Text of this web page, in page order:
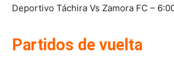
Deportivo Táchira Vs Zamora FC –
Partidos de vuelta